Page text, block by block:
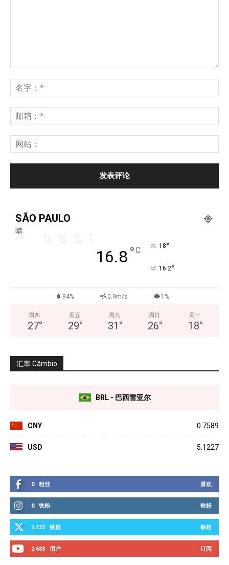
SÃO PAULO
晴
16.8°C 18°
16.2°
94% 0.9m/s 1%
周四
27°
周五
29°
周六
31 °
周日
26°
周一
18°
汇率 Câmbio
BRL - 巴西雷亚尔
CNY 0.7589
USD 5.1227
0 粉丝 喜欢
0 铁粉 铁粉
2,133 铁粉 铁粉
2,688 用户 订阅